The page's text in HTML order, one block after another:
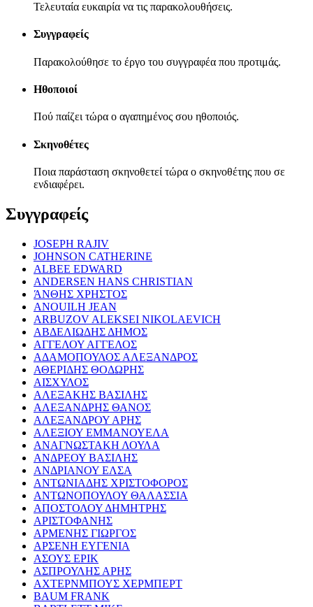
Τελευταία ευκαιρία να τις παρακολουθήσεις.
Συγγραφείς
Παρακολούθησε το έργο του συγγραφέα που προτιμάς.
Ηθοποιοί
Πού παίζει τώρα ο αγαπημένος σου ηθοποιός.
Σκηνοθέτες
Ποια παράσταση σκηνοθετεί τώρα ο σκηνοθέτης που σε
ενδιαφέρει.
Συγγραφείς
JOSEPH RAJIV
JOHNSON CATHERINE
ALBEE EDWARD
ANDERSEN HANS CHRISTIAN
ΆΝΘΗΣ ΧΡΗΣΤΟΣ
ANOUILH JEAN
ARBUZOV ALEKSEI NIKOLAEVICH
ΑΒΔΕΛΙΩΔΗΣ ΔΗΜΟΣ
ΑΓΓΕΛΟΥ ΑΓΓΕΛΟΣ
ΑΔΑΜΟΠΟΥΛΟΣ ΑΛΕΞΑΝΔΡΟΣ
ΑΘΕΡΙΔΗΣ ΘΟΔΩΡΗΣ
ΑΙΣΧΥΛΟΣ
ΑΛΕΞΑΚΗΣ ΒΑΣΙΛΗΣ
ΑΛΕΞΑΝΔΡΗΣ ΘΑΝΟΣ
ΑΛΕΞΑΝΔΡΟΥ ΑΡΗΣ
ΑΛΕΞΙΟΥ ΕΜΜΑΝΟΥΕΛΑ
ΑΝΑΓΝΩΣΤΑΚΗ ΛΟΥΛΑ
ΑΝΔΡΕΟΥ ΒΑΣΙΛΗΣ
ΑΝΔΡΙΑΝΟΥ ΕΛΣΑ
ΑΝΤΩΝΙΑΔΗΣ ΧΡΙΣΤΟΦΟΡΟΣ
ΑΝΤΩΝΟΠΟΥΛΟΥ ΘΑΛΑΣΣΙΑ
ΑΠΟΣΤΟΛΟΥ ΔΗΜΗΤΡΗΣ
ΑΡΙΣΤΟΦΑΝΗΣ
ΑΡΜΕΝΗΣ ΓΙΩΡΓΟΣ
ΑΡΣΕΝΗ ΕΥΓΕΝΙΑ
ΑΣΟΥΣ ΕΡΙΚ
ΑΣΠΡΟΥΛΗΣ ΑΡΗΣ
ΑΧΤΕΡΝΜΠΟΥΣ ΧΕΡΜΠΕΡΤ
BAUM FRANK